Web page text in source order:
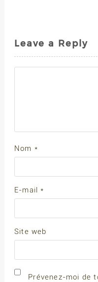
Leave a Reply
Nom *
E-mail*
Site web
Prévenez-moi de